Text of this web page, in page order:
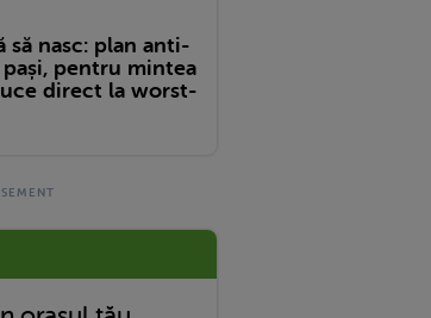
să nasc: plan anti-
pentru mintea
direct la worst-